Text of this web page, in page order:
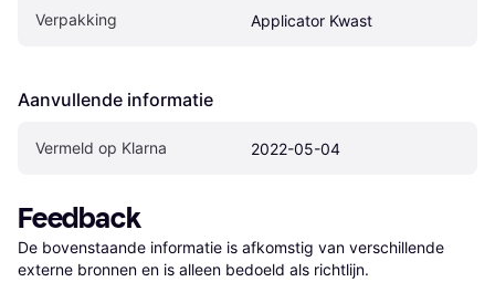
Verpakking Applicator Kwast
Aanvullende informatie
Vermeld op Klarna 2022-05-04
Feedback
De bovenstaande informatie is afkomstig van verschillende
externe bronnen en is alleen bedoeld als richtlijn.